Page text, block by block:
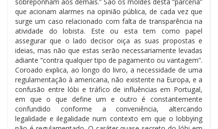
que acionam alarmes na opinião pública, de cada vez que
surge um caso relacionado com falta de transparência na
atividade do lobista. Este ou esta tem como papel
assegurar que o lado decisor oiça as suas propostas e
ideias, mas não que estas serão necessariamente levadas
adiante “contra qualquer tipo de pagamento ou vantagem”.
Coroado explica, ao longo do livro, a necessidade de uma
regulamentação à americana, não existente na Europa, e a
confusão entre lóbi e tráfico de influências em Portugal,
em que o que define um e outro é constantemente
confundido conforme a conveniência, altercando
legalidade e ilegalidade num contexto em que o lobbying